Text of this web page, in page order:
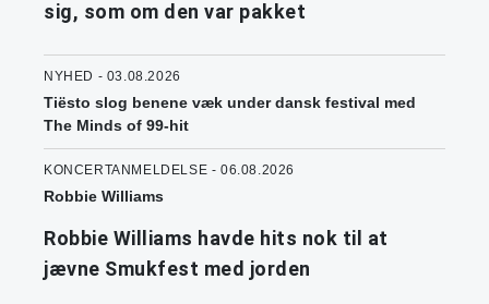
sig, som om den var pakket
NYHED - 03.08.2026
Tiësto slog benene væk under dansk festival med
The Minds of 99-hit
KONCERTANMELDELSE - 06.08.2026
Robbie Williams
Robbie Williams havde hits nok til at
jævne Smukfest med jorden